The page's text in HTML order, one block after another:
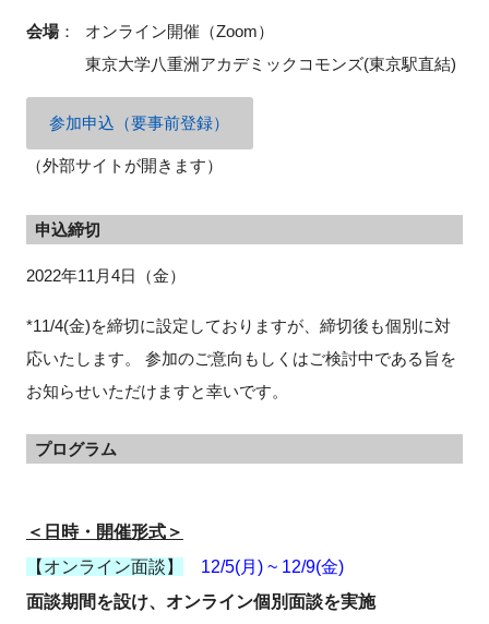
会場：
オンライン開催（Zoom）
東京大学八重洲アカデミックコモンズ(東京駅直結)
参加申込（要事前登録）
（外部サイトが開きます）
申込締切
2022年11月4日（金）
*11/4(金)を締切に設定しておりますが、締切後も個別に対
応いたします。 参加のご意向もしくはご検討中である旨を
お知らせいただけますと幸いです。
プログラム
＜日時・開催形式＞
【オンライン面談】
12/5(月) ~ 12/9(金)
面談期間を設け、オンライン個別面談を実施